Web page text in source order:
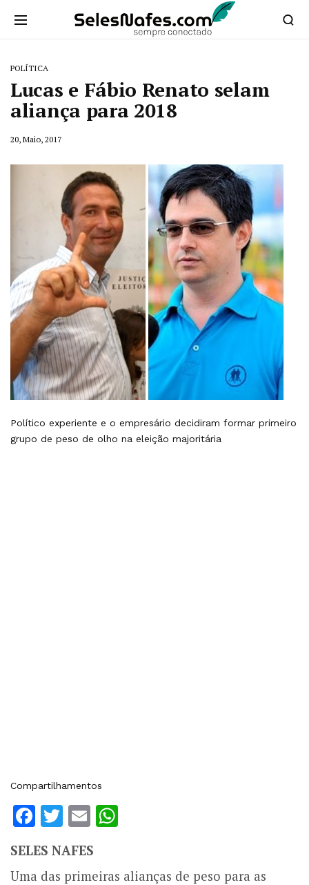
POLÍTICA
Lucas e Fábio Renato selam
aliança para 2018
20, Maio, 2017
Político experiente e o empresário decidiram formar primeiro
grupo de peso de olho na eleição majoritária
Compartilhamentos
Facebook
Twitter
Email
SELES NAFES
Uma das primeiras alianças de peso para as